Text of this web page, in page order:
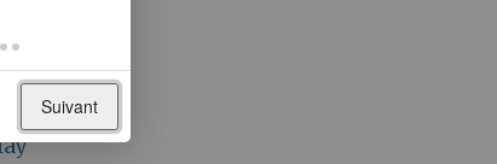
Suivant